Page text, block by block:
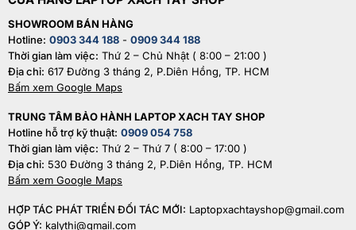
SHOWROOM BÁN HÀNG
Hotline: 0903 344 188 - 0909 344 188
Thời gian làm việc: Thứ 2 – Chủ Nhật ( 8:00 – 21:00 )
Địa chỉ: 617 Đường 3 tháng 2, P.Diên Hồng, TP. HCM
Bấm xem Google Maps
TRUNG TÂM BẢO HÀNH LAPTOP XACH TAY SHOP
Hotline hỗ trợ kỹ thuật: 0909 054 758
Thời gian làm việc: Thứ 2 – Thứ 7 ( 8:00 – 17:00 )
Địa chỉ: 530 Đường 3 tháng 2, P.Diên Hồng, TP. HCM
Bấm xem Google Maps
HỢP TÁC PHÁT TRIỂN ĐỐI TÁC MỚI: Laptopxachtayshop@gmail.com
GÓP Ý: kalythi@gmail.com